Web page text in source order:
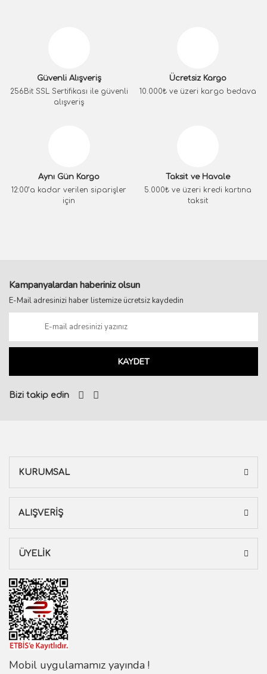
Güvenli Alışveriş
256Bit SSL Sertifikası ile güvenli
alışveriş
Ücretsiz Kargo
10.000₺ ve üzeri kargo bedava
Aynı Gün Kargo
12:00’a kadar verilen siparişler
için
Taksit ve Havale
5.000₺ ve üzeri kredi kartına
taksit
Kampanyalardan haberiniz olsun
E-Mail adresinizi haber listemize ücretsiz kaydedin
KAYDET
Bizi takip edin
KURUMSAL
ALIŞVERİŞ
ÜYELİK
Mobil uygulamamız yayında !